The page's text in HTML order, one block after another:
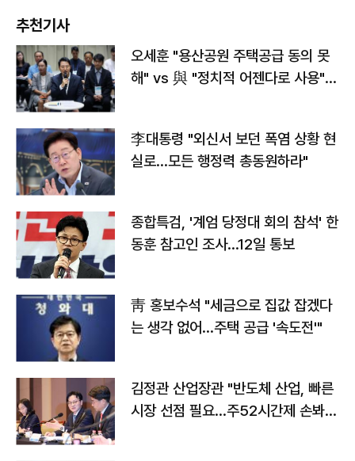
추천기사
오세훈 "용산공원 주택공급 동의 못
해" vs 與 "정치적 어젠다로 사용"
李대통령 "외신서 보던 폭염 상황 현
실로…모든 행정력 총동원하라"
종합특검, '계엄 당정대 회의 참석' 한
동훈 참고인 조사...12일 통보
靑 홍보수석 "세금으로 집값 잡겠다
는 생각 없어…주택 공급 '속도전'"
김정관 산업장관 "반도체 산업, 빠른
시장 선점 필요…주52시간제 손봐